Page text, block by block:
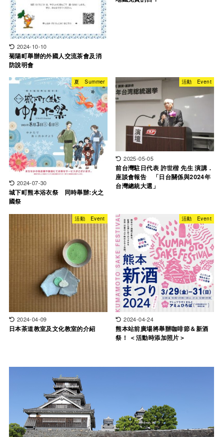
2024-10-10
菊陽町舉辦的外國人交流茶會及消
防說明會
夏 Summer
2024-07-30
城下町熊本浴衣祭 同時舉辦:火之
國祭
活動 Event
2025-05-05
前台灣駐日代表 許世楷 先生 演講．
座談會報告 「日台關係與2024年
台灣總統大選」
活動 Event
2024-04-09
日本茶道教室及文化教室的介紹
活動 Event
2024-04-24
熊本站前廣場將舉辦咖啡節＆新酒
祭！ ＜活動時添加照片＞